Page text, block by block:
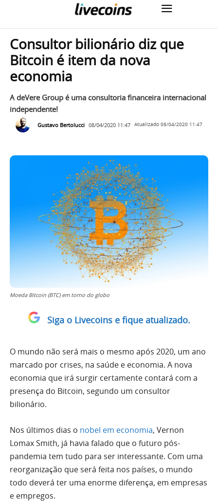
Consultor bilionário diz que
Bitcoin é item da nova
economia
A deVere Group é uma consultoria financeira internacional
independente!
Gustavo Bertolucci 08/04/2020 11:47 Atualizado 08/04/2020 11:47
Moeda Bitcoin (BTC) em torno do globo
Siga o Livecoins e fique atualizado.
O mundo não será mais o mesmo após 2020, um ano
marcado por crises, na saúde e economia. A nova
economia que irá surgir certamente contará com a
presença do Bitcoin, segundo um consultor
bilionário.
Nos últimos dias o nobel em economia, Vernon
Lomax Smith, já havia falado que o futuro pós-
pandemia tem tudo para ser interessante. Com uma
reorganização que será feita nos países, o mundo
todo deverá ter uma enorme diferença, em empresas
e empregos.